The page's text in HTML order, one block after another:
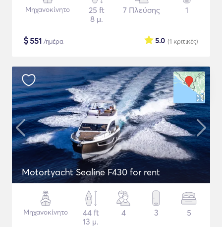
Μηχανοκίνητο
25 ft
8 μ.
7 Πλεύσης 1
$551 /ημέρα (1 κριτικές)
5.0
Motortyacht Sealine F430 for rent
Μηχανοκίνητο
44 ft
13 μ.
4 3 5